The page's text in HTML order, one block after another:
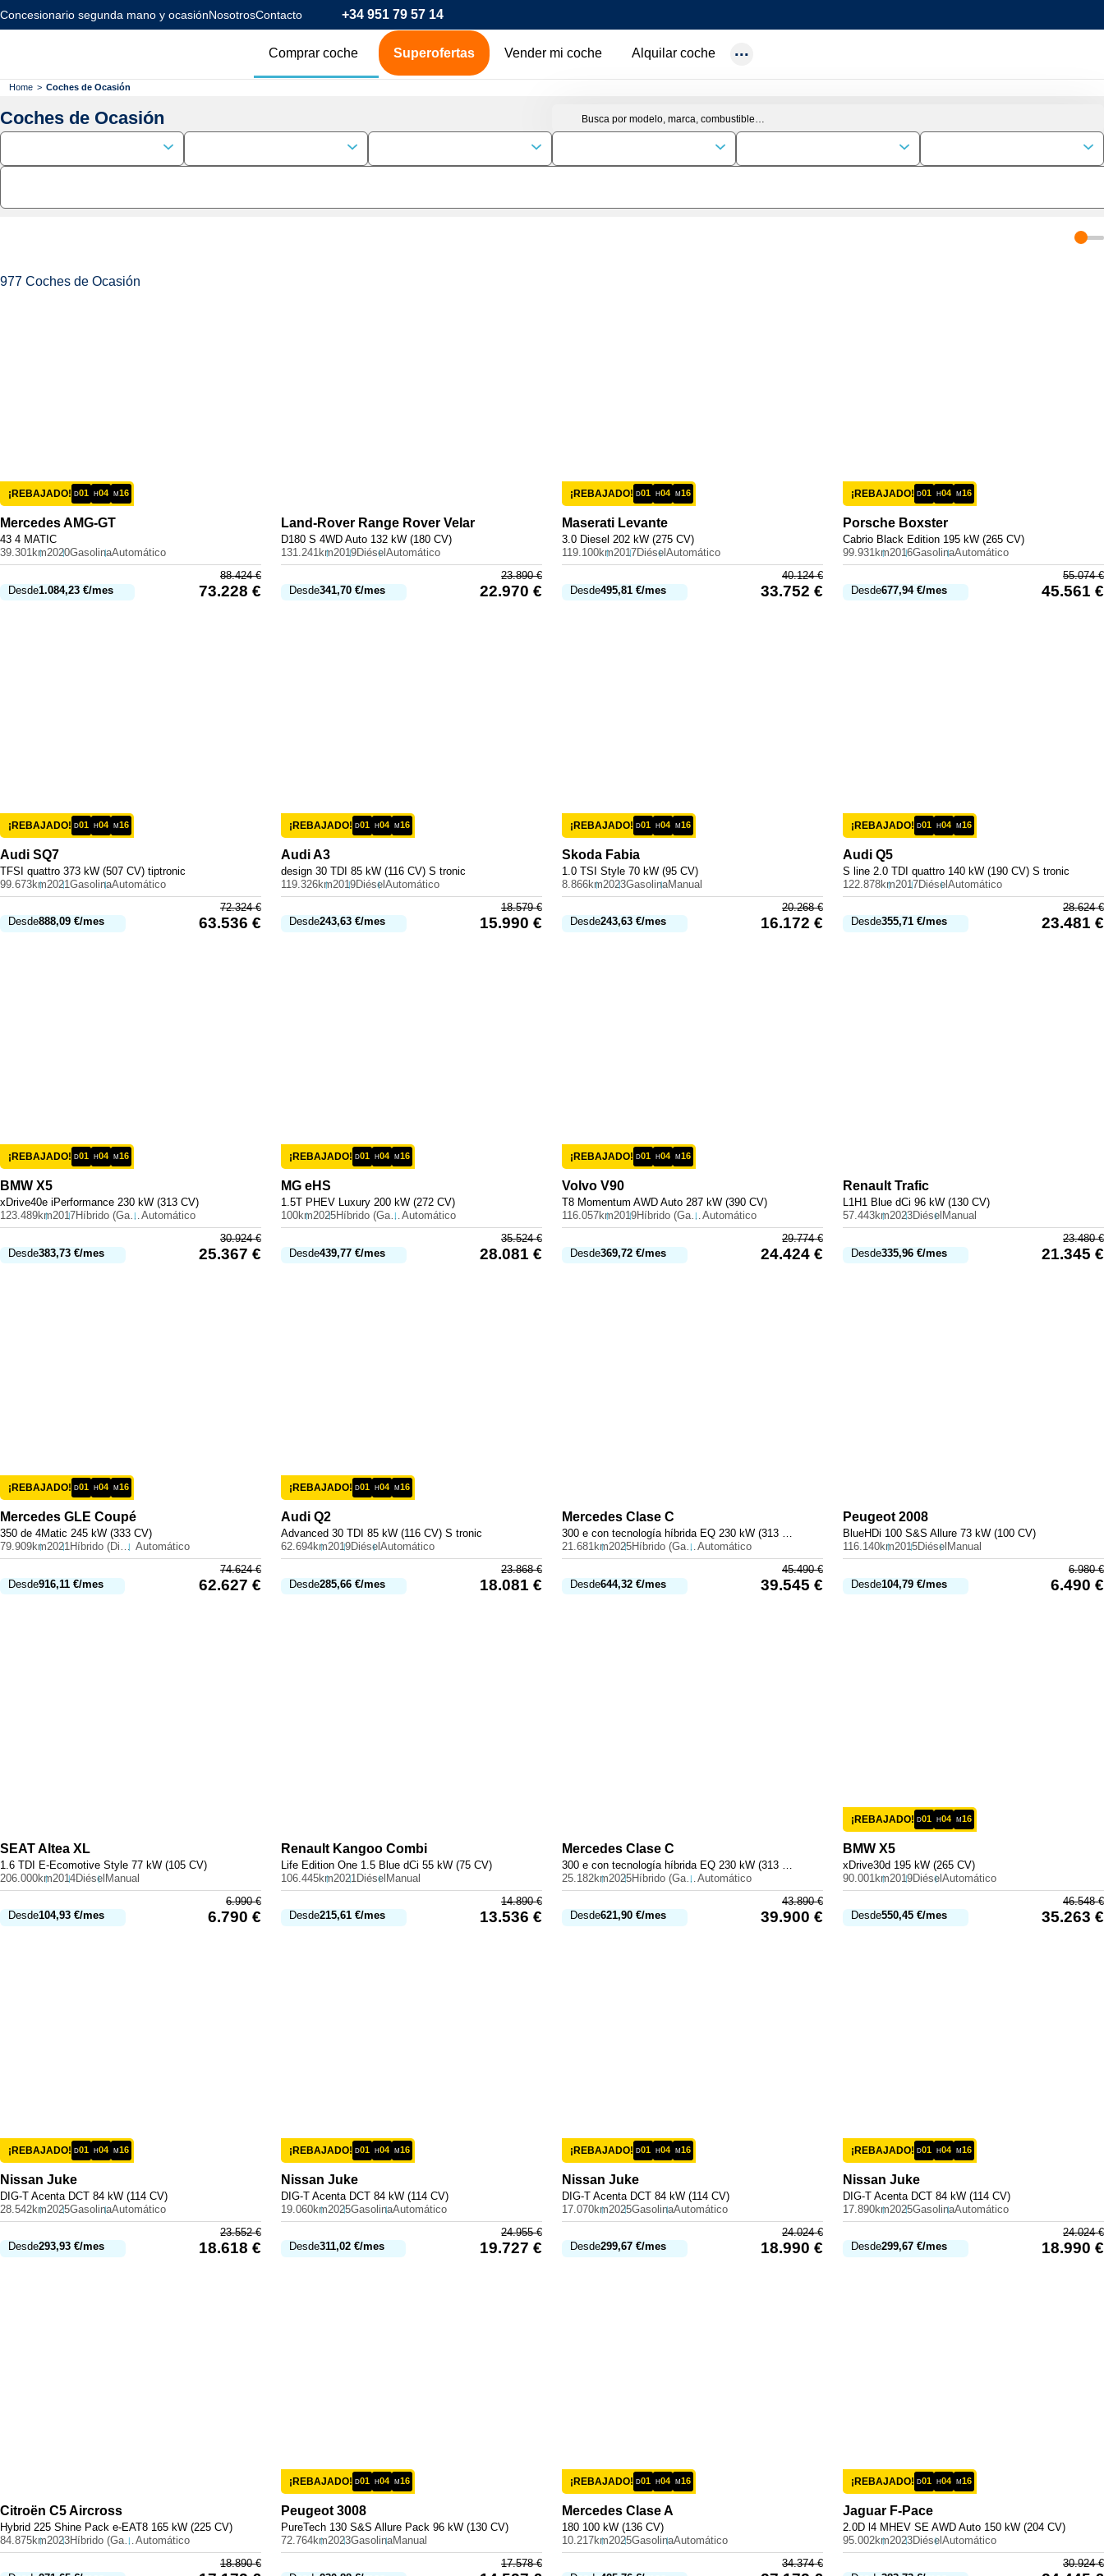
Concesionario segunda mano y ocasiónNosotrosContacto +34 951 79 57 14
Comprar coche
Coches Eléctricos
Superofertas Vender mi coche Alquilar coche
Home > Coches de Ocasión
Coches de Ocasión
977 Coches de Ocasión
¡REBAJADO! D01 H04 M16
MercedesAMG-GT
43 4 MATIC
39.301km2020GasolinaAutomático
Desde1.084,23 €/mes
88.424€
73.228 €
Land-Rover Range Rover Velar
D180 S 4WD Auto 132 kW (180 CV)
131.241km2019Diésel Automático
Desde341,70 €/mes
23.890€
22.970 €
¡REBAJADO! D01 H04 M16
Maserati Levante
3.0 Diesel 202 kW (275 CV)
119.100km2017Diésel Automático
Desde495,81 €/mes
40.124€
33.752 €
¡REBAJADO! D01 H04 M16
Porsche Boxster
Cabrio Black Edition 195 kW (265 CV)
99.931km2016GasolinaAutomático
Desde677,94 €/mes
55.074€
45.561 €
¡REBAJADO! D01 H04 M16
Audi SQ7
TFSI quattro 373 kW (507 CV) tiptronic
99.673km2021GasolinaAutomático
Desde888,09 €/mes
72.324€
63.536 €
¡REBAJADO! D01 H04 M16
AudiA3
design 30 TDI 85 kW (116 CV) S tronic
119.326km2019DiéselAutomático
Desde243,63 €/mes
18.579€
15.990 €
¡REBAJADO! D01 H04 M16
Skoda Fabia
1.0 TSI Style 70 kW (95 CV)
8.866km2023GasolinaManual
Desde243,63 €/mes
20.268€
16.172 €
¡REBAJADO! D01 H04 M16
Audi Q5
S line 2.0 TDI quattro 140 kW (190 CV) S tronic
122.878km2017DiéselAutomático
Desde355,71 €/mes
28.624€
23.481 €
¡REBAJADO! D01 H04 M16
BMW X5
xDrive40e iPerformance 230 kW (313 CV)
123.489km2017 Híbrido (Gasolina) Automático
Desde383,73 €/mes
30.924€
25.367 €
¡REBAJADO! D01 H04 M16
MG eHS
1.5T PHEV Luxury 200 kW (272 CV)
100km2025 Híbrido (Gasolina) Automático
Desde439,77 €/mes
35.524€
28.081 €
¡REBAJADO! D01 H04 M16
Volvo V90
T8 Momentum AWD Auto 287 kW (390 CV)
116.057km2019 Híbrido (Gasolina) Automático
Desde369,72 €/mes
29.774€
24.424 €
Renault Trafic
L1H1 Blue dCi 96 kW (130 CV)
57.443km2023Diésel Manual
Desde335,96 €/mes
23.480€
21.345 €
¡REBAJADO! D01 H04 M16
Mercedes GLE Coupé
350 de 4Matic 245 kW (333 CV)
79.909km2021 Híbrido (Diesel) Automático
Desde916,11 €/mes
74.624€
62.627 €
¡REBAJADO! D01 H04 M16
Audi Q2
Advanced 30 TDI 85 kW (116 CV) S tronic
62.694km2019Diésel Automático
Desde285,66 €/mes
23.868€
18.081 €
Mercedes Clase C
300 e con tecnología híbrida EQ 230 kW (313 CV)
21.681km2025 Híbrido (Gasolina)Automático
Desde644,32 €/mes
45.490€
39.545 €
Peugeot 2008
BlueHDi 100 S&S Allure 73 kW (100 CV)
116.140km2015Diésel Manual
Desde104,79 €/mes
6.980€
6.490 €
SEATAltea XL
1.6 TDI E-Ecomotive Style 77 kW (105 CV)
206.000km2014DiéselManual
Desde104,93 €/mes
6.990€
6.790 €
Renault Kangoo Combi
Life Edition One 1.5 Blue dCi 55 kW (75 CV)
106.445km2021 DiéselManual
Desde215,61 €/mes
14.890€
13.536 €
Mercedes Clase C
25.182km2025 Híbrido (Gasolina) Automático
Desde621,90 €/mes
43.890€
39.900 €
¡REBAJADO! D01 H04 M16
BMW X5
xDrive30d 195 kW (265 CV)
90.001km2019DiéselAutomático
Desde550,45 €/mes
46.548€
35.263 €
¡REBAJADO! D01 H04 M16
Nissan Juke
DIG-T Acenta DCT 84 kW (114 CV)
28.542km2025GasolinaAutomático
Desde293,93 €/mes
23.552€
18.618 €
¡REBAJADO! D01 H04 M16
Nissan Juke
DIG-T Acenta DCT 84 kW (114 CV)
19.060km2025GasolinaAutomático
Desde311,02 €/mes
24.955€
19.727 €
¡REBAJADO! D01 H04 M16
Nissan Juke
DIG-T Acenta DCT 84 kW (114 CV)
17.070km2025GasolinaAutomático
Desde299,67 €/mes
24.024€
18.990 €
¡REBAJADO! D01 H04 M16
Nissan Juke
DIG-T Acenta DCT 84 kW (114 CV)
17.890km2025GasolinaAutomático
Desde299,67 €/mes
24.024€
18.990 €
Citroën C5 Aircross
Hybrid 225 Shine Pack e-EAT8 165 kW (225 CV)
84.875km2023 Híbrido (Gasolina)Automático
18.890€
¡REBAJADO! D01 H04 M16
Peugeot 3008
PureTech 130 S&S Allure Pack 96 kW (130 CV)
72.764km2023GasolinaManual
17.578€
¡REBAJADO! D01 H04 M16
Mercedes Clase A
180 100 kW (136 CV)
10.217km2025GasolinaAutomático
34.374€
¡REBAJADO! D01 H04 M16
Jaguar F-Pace
2.0D l4 MHEV SE AWD Auto 150 kW (204 CV)
95.002km2023Diésel Automático
30.924€